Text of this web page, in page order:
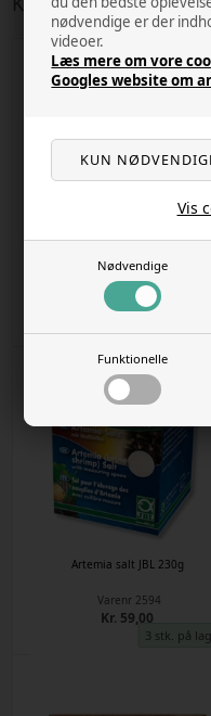
nødvendige er der
videoer.
Læs mere om vore
Googles website om
Nødvendige
Funktionelle
Vis
Varenr8326
Kr. 107,00
3 stk. på
Artemia salt JBL 230g
Varenr 2594
Kr. 59,00